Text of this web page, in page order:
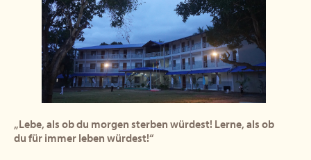
„Lebe, als ob du morgen sterben würdest! Lerne, als ob
du für immer leben würdest!“